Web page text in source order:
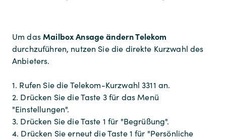
Um das Mailbox Ansage ändern Telekom
durchzuführen, nutzen Sie die direkte Kurzwahl des
Anbieters.
1. Rufen Sie die Telekom-Kurzwahl 3311 an.
2. Drücken Sie die Taste 3 für das Menü
"Einstellungen".
3. Drücken Sie die Taste 1 für "Begrüßung".
4. Drücken Sie erneut die Taste 1 für "Persönliche